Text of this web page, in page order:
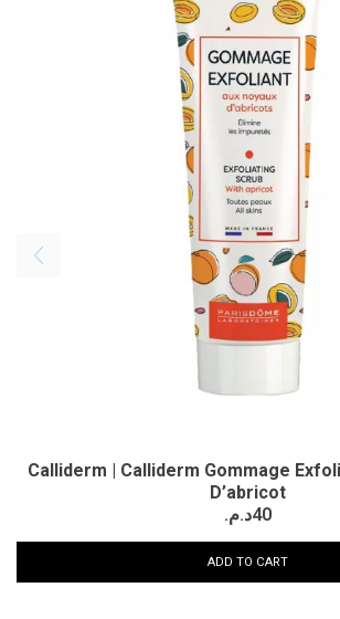
Calliderm | Calliderm Gommage
D’abricot
40د.م.
ADD TO CART